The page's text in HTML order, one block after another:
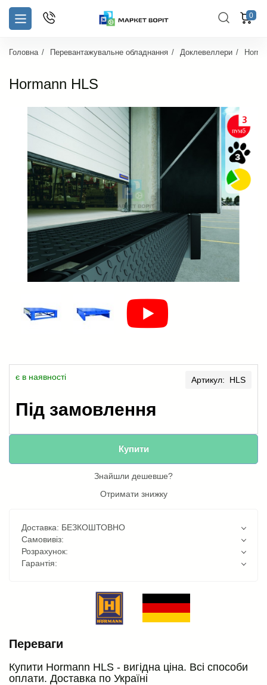
0
Головна Перевантажувальне обладнання Доклевеллери
Hormann HLS
є в наявності Артикул: HLS
Під замовлення
Купити
Знайшли дешевше?
Отримати знижку
Доставка: БЕЗКОШТОВНО
Самовивіз:
Розрахунок:
Гарантія:
Переваги
Купити Hormann HLS - вигідна ціна. Всі способи
оплати. Доставка по Україні